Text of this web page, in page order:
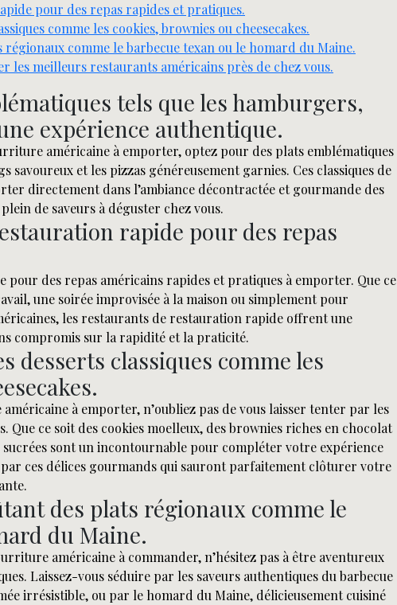
pour des repas rapides et pratiques.
comme les cookies, brownies ou cheesecakes.
comme le barbecue texan ou le homard du Maine.
les meilleurs restaurants américains près de chez vous.
tels que les hamburgers,
expérience authentique.
américaine à emporter, optez pour des plats emblématiques
et les pizzas généreusement garnies. Ces classiques de
directement dans l’ambiance décontractée et gourmande des
de saveurs à déguster chez vous.
rapide pour des repas
des repas américains rapides et pratiques à emporter. Que ce
une soirée improvisée à la maison ou simplement pour
les restaurants de restauration rapide offrent une
compromis sur la rapidité et la praticité.
desserts classiques comme les
à emporter, n’oubliez pas de vous laisser tenter par les
Que ce soit des cookies moelleux, des brownies riches en chocolat
sucrées sont un incontournable pour compléter votre expérience
ces délices gourmands qui sauront parfaitement clôturer votre
des plats régionaux comme le
du Maine.
américaine à commander, n’hésitez pas à être aventureux
Laissez-vous séduire par les saveurs authentiques du barbecue
irrésistible, ou par le homard du Maine, délicieusement cuisiné